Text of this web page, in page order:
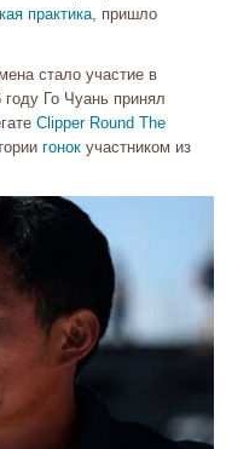
практика , пришло
стало участие в
году Го Чуань принял
Clipper Round The
гонок участником из